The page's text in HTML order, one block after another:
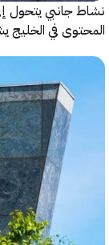
جانبي يتحول إلى
في الخليج